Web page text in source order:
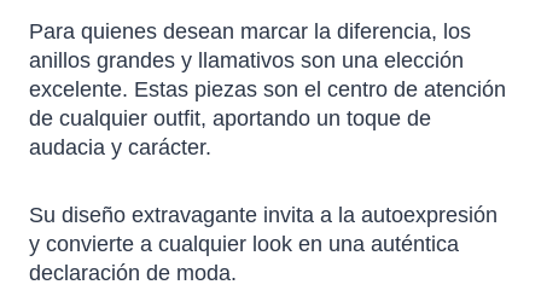
Para quienes desean marcar la diferencia, los
anillos grandes y llamativos son una elección
excelente. Estas piezas son el centro de atención
de cualquier outfit, aportando un toque de
audacia y carácter.
Su diseño extravagante invita a la autoexpresión
y convierte a cualquier look en una auténtica
declaración de moda.